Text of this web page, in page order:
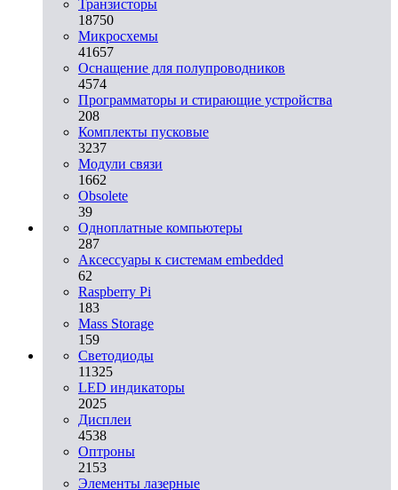
Транзисторы
18750
Микросхемы
41657
Оснащение для полупроводников
4574
Программаторы и стирающие устройства
208
Комплекты пусковые
3237
Модули связи
1662
Obsolete
39
Одноплатные компьютеры
287
Аксессуары к системам embedded
62
Raspberry Pi
183
Mass Storage
159
Светодиоды
11325
LED индикаторы
2025
Дисплеи
4538
Оптроны
2153
Элементы лазерные